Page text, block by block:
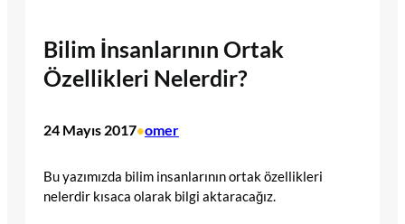
Bilim İnsanlarının Ortak
Özellikleri Nelerdir?
24 Mayıs 2017•omer
Bu yazımızda bilim insanlarının ortak özellikleri
nelerdir kısaca olarak bilgi aktaracağız.